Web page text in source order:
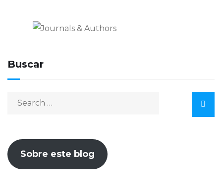
Buscar
Sobre este blog